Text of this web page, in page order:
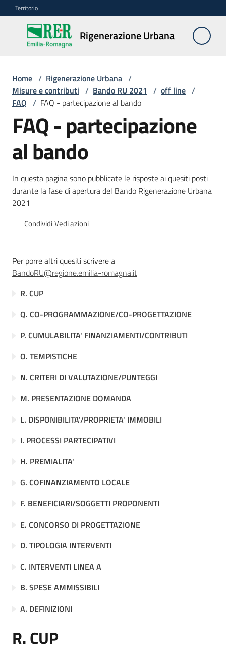
Vai al contenuto
Vai alla navigazione
Vai al footer
Territorio
Rigenerazione Urbana
Rigenerazione
Urbana
Misure
e
Menu selezionato
Strumenti
Norme
e
Seguici
su
Territorio
Novità
Servizi
Leggi Atti Bandi
Progetti
Home / Rigenerazione Urbana /
Misure e contributi / Bando RU 2021 / off line /
FAQ / FAQ - partecipazione al bando
FAQ - partecipazione
al bando
In questa pagina sono pubblicate le risposte ai quesiti posti
durante la fase di apertura del Bando Rigenerazione Urbana
2021
CondividiVedi azioni
Per porre altri quesiti scrivere a
BandoRU@regione.emilia-romagna.it
R. CUP
Q. CO-PROGRAMMAZIONE/CO-PROGETTAZIONE
P. CUMULABILITA' FINANZIAMENTI/CONTRIBUTI
O. TEMPISTICHE
N. CRITERI DI VALUTAZIONE/PUNTEGGI
M. PRESENTAZIONE DOMANDA
L. DISPONIBILITA'/PROPRIETA' IMMOBILI
I. PROCESSI PARTECIPATIVI
H. PREMIALITA'
G. COFINANZIAMENTO LOCALE
F. BENEFICIARI/SOGGETTI PROPONENTI
E. CONCORSO DI PROGETTAZIONE
D. TIPOLOGIA INTERVENTI
C. INTERVENTI LINEA A
B. SPESE AMMISSIBILI
A. DEFINIZIONI
R. CUP